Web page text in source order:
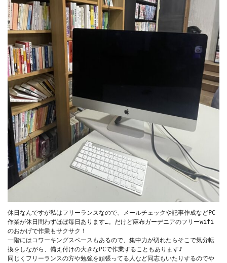
休日なんですが私はフリーランスなので、メールチェックや記事作成などPC
作業が休日問わずほぼ毎日あります…。だけど麻布ガーデニアのフリーwifi
のおかげで作業もサクサク！
一階にはコワーキングスペースもあるので、集中力が切れたらそこで気分転
換をしながら、備え付けの大きなPCで作業することもあります♪
同じくフリーランスの方や勉強を頑張ってる人など同志もいたりするのでや